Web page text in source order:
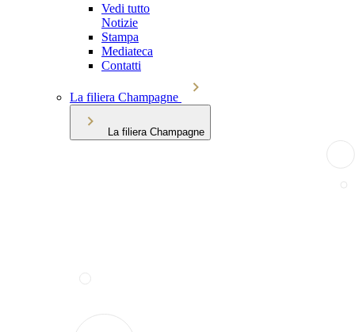
Vedi tutto
Notizie
Stampa
Mediateca
Contatti
La filiera Champagne
La filiera Champagne